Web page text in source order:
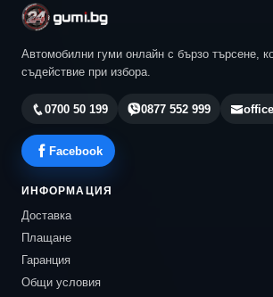
Автомобилни гуми онлайн с бързо търсене,
съдействие при избора.
0700 50 199 0877 552 999
Facebook
ИНФОРМАЦИЯ
Доставка
Плащане
Гаранция
Общи условия